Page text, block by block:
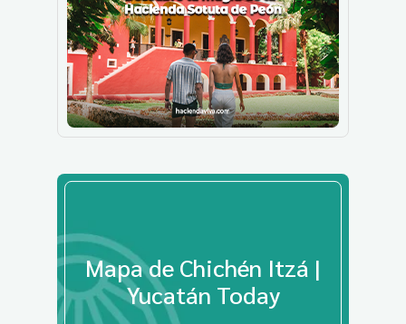
Mapa de Chichén Itzá |
Yucatán Today